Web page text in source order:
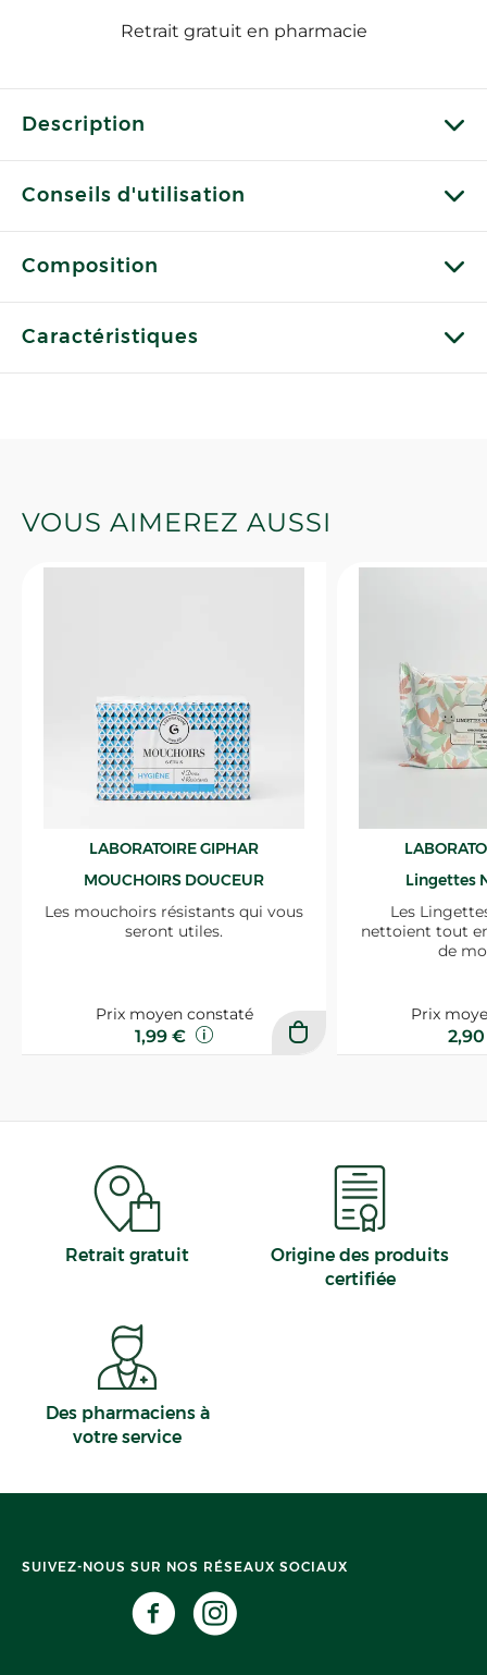
Retrait gratuit en pharmacie
Description
Conseils d'utilisation
Composition
Caractéristiques
VOUS AIMEREZ AUSSI
LABORATOIRE GIPHAR
MOUCHOIRS DOUCEUR
Les mouchoirs résistants qui vous
seront utiles.
Prix moyen constaté
1,99 €
Lingettes
Les
nettoient tout
de
Prix
Retrait gratuit
Origine des produits
certifiée
Des pharmaciens à
votre service
SUIVEZ-NOUS SUR NOS RÉSEAUX SOCIAUX